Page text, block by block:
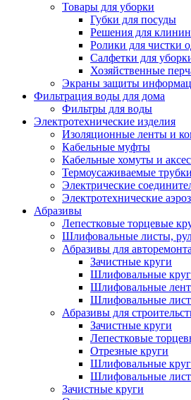
Товары для уборки
Губки для посуды
Решения для
Ролики для чистки
Салфетки для
Хозяйственные
Экраны защиты
Фильтрация воды для дома
Фильтры для воды
Электротехнические изделия
Изоляционные ленты и
Кабельные муфты
Кабельные хомуты и
Термоусаживаемые трубки
Электрические
Электротехнические
Абразивы
Лепестковые торцевые
Шлифовальные листы,
Абразивы для авторемонта
Зачистные круги
Шлифовальные
Шлифовальные
Шлифовальные
Абразивы для
Зачистные круги
Лепестковые
Отрезные круги
Шлифовальные
Шлифовальные
Зачистные круги